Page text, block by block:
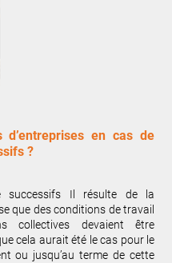
d’entreprises en cas de
?
successifs Il résulte de la
que des conditions de travail
collectives devaient être
cela aurait été le cas pour le
ou jusqu’au terme de cette